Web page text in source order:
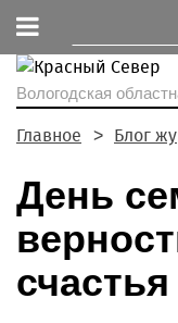
Вологодская
Главное Блог
День
счастья